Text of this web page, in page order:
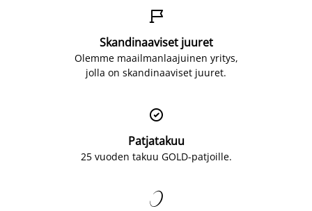

Skandinaaviset juuret
Olemme maailmanlaajuinen yritys,
jolla on skandinaaviset juuret.

Patjatakuu
25 vuoden takuu GOLD-patjoille.
